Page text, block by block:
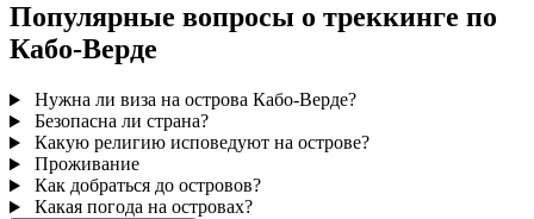
Популярные вопросы о треккинге по
Кабо-Верде
Нужна ли виза на острова Кабо-Верде?
Безопасна ли страна?
Какую религию исповедуют на острове?
Проживание
Как добраться до островов?
Какая погода на островах?